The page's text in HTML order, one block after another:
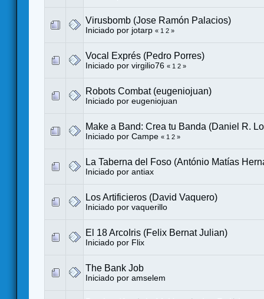
Virusbomb (Jose Ramón Palacios)
Iniciado por jotarp « 1 2 »
Vocal Exprés (Pedro Porres)
Iniciado por virgilio76 « 1 2 »
Robots Combat (eugeniojuan)
Iniciado por eugeniojuan
Make a Band: Crea tu Banda (Daniel R.
Iniciado por Campe « 1 2 »
La Taberna del Foso (António Matías
Iniciado por antiax
Los Artificieros (David Vaquero)
Iniciado por vaquerillo
El 18 ArcoIris (Felix Bernat Julian)
Iniciado por Flix
The Bank Job
Iniciado por amselem